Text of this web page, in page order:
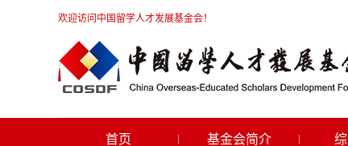
欢迎访问中国留学人才发展基金会！
首页 基金会简介